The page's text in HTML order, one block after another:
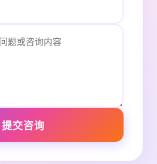
提交咨询